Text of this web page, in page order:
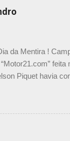
da Mentira !
Piquet havia
foi taxativo ao
nós recebemos
não podemos ter